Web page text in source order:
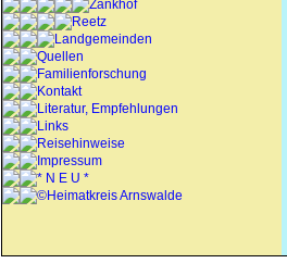
Zankhof
Reetz
Landgemeinden
Quellen
Familienforschung
Kontakt
Literatur, Empfehlungen
Links
Reisehinweise
Impressum
* N E U *
©Heimatkreis Arnswalde